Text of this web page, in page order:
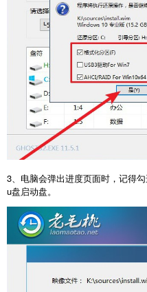
3、电脑会弹出进度页面时，记得
u盘启动盘。